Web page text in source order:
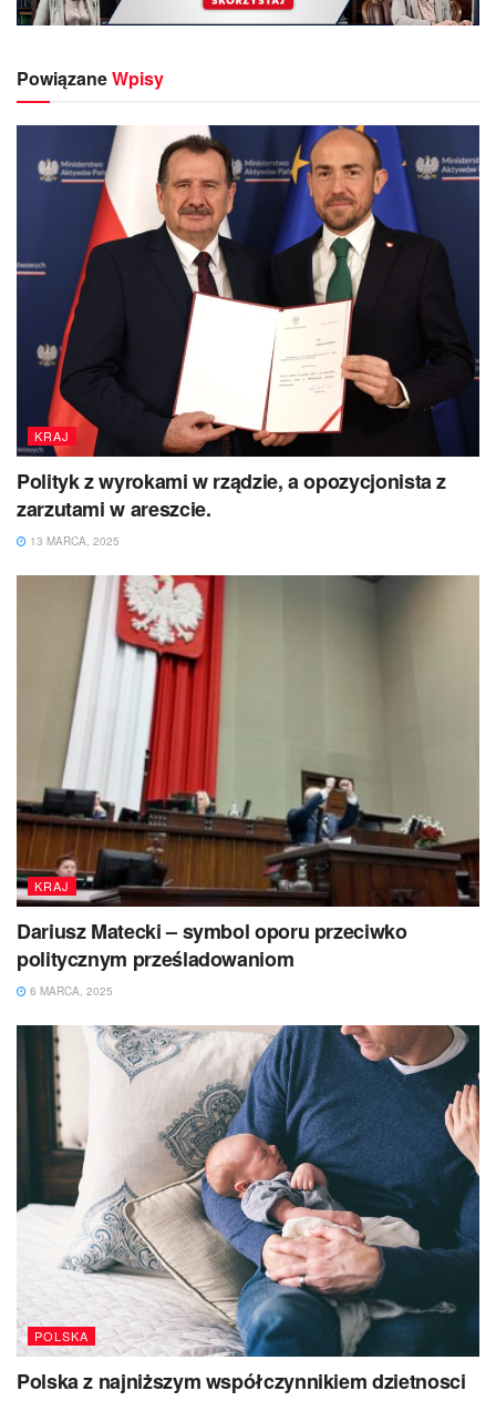
PowiązaneWpisy
KRAJ
Polityk z wyrokami w rządzie, a opozycjonista z
zarzutami w areszcie.
13 MARCA, 2025
KRAJ
Dariusz Matecki – symbol oporu przeciwko
politycznym prześladowaniom
6 MARCA, 2025
POLSKA
Polska z najniższym współczynnikiem dzietnosci